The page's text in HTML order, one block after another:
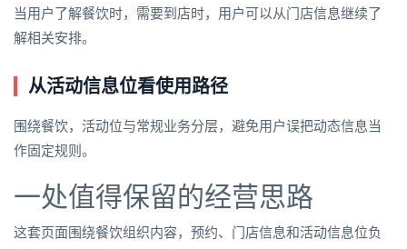
当用户了解餐饮时，需要到店时，用户可以从门店信息继续了
解相关安排。
从活动信息位看使用路径
围绕餐饮，活动位与常规业务分层，避免用户误把动态信息当
作固定规则。
一处值得保留的经营思路
这套页面围绕餐饮组织内容，预约、门店信息和活动信息位负